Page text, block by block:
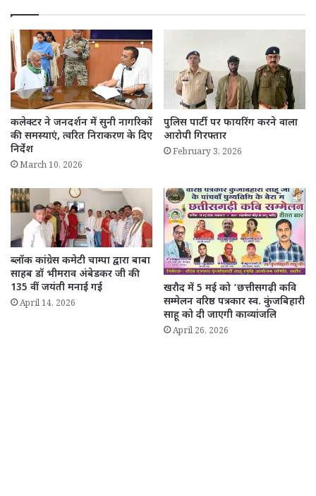
कलेक्टर ने जनदर्शन में सुनी नागरिकों
की समस्याएं, त्वरित निराकरण के दिए
निर्देश
March 10, 2026
पुलिस पार्टी पर फायरिंग करने वाला
आरोपी गिरफ्तार
February 3, 2026
ब्लॉक कांग्रेस कमेटी चाम्पा द्वारा बाबा
साहब डॉ भीमराव अंबेडकर जी की
135 वीं जयंती मनाई गई
April 14, 2026
खरौद में 5 मई को ‘छत्तीसगढ़ी कवि
सम्मेलन वरिष्ठ पत्रकार स्व. कुंजबिहारी
साहू को दी जाएगी काव्यांजलि
April 26, 2026